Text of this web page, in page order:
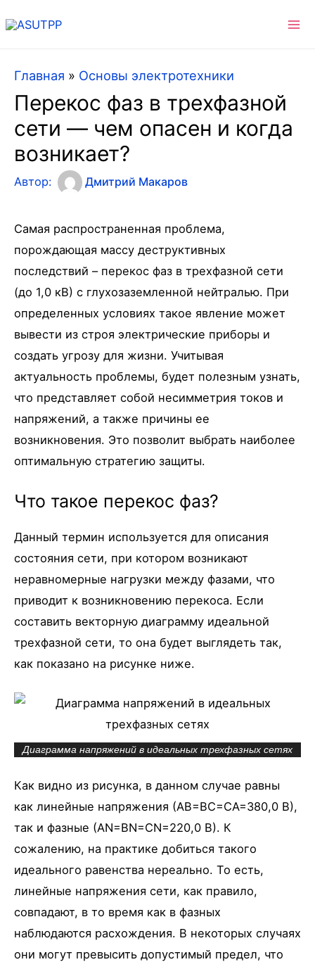
Главная » Основы электротехники
Перекос фаз в трехфазной
сети — чем опасен и когда
возникает?
Автор: Дмитрий Макаров
Самая распространенная проблема,
порождающая массу деструктивных
последствий – перекос фаз в трехфазной сети
(до 1,0 кВ) с глухозаземленной нейтралью. При
определенных условиях такое явление может
вывести из строя электрические приборы и
создать угрозу для жизни. Учитывая
актуальность проблемы, будет полезным узнать,
что представляет собой несимметрия токов и
напряжений, а также причины ее
возникновения. Это позволит выбрать наиболее
оптимальную стратегию защиты.
Что такое перекос фаз?
Данный термин используется для описания
состояния сети, при котором возникают
неравномерные нагрузки между фазами, что
приводит к возникновению перекоса. Если
составить векторную диаграмму идеальной
трехфазной сети, то она будет выглядеть так,
как показано на рисунке ниже.
Диаграмма напряжений в идеальных трехфазных сетях
Как видно из рисунка, в данном случае равны
как линейные напряжения (АВ=ВС=СА=380,0 В),
так и фазные (АN=ВN=СN=220,0 В). К
сожалению, на практике добиться такого
идеального равенства нереально. То есть,
линейные напряжения сети, как правило,
совпадают, в то время как в фазных
наблюдаются расхождения. В некоторых случаях
они могут превысить допустимый предел, что